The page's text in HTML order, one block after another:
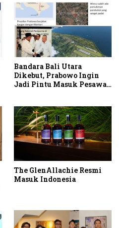
Bandara Bali Utara
Dikebut, Prabowo Ingin
Jadi Pintu Masuk Pesawat
The GlenAllachie Resmi
Masuk Indonesia